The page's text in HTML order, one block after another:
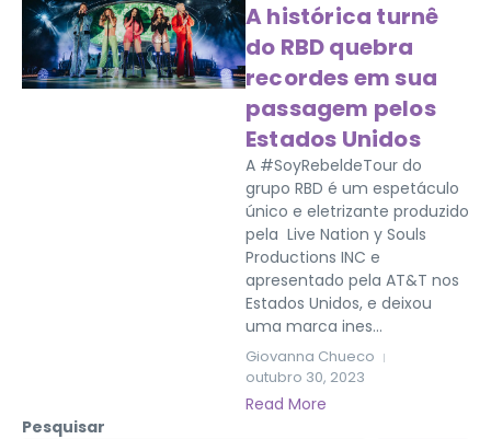
A histórica turnê
do RBD quebra
recordes em sua
passagem pelos
Estados Unidos
A #SoyRebeldeTour do
grupo RBD é um espetáculo
único e eletrizante produzido
pela Live Nation y Souls
Productions INC e
apresentado pela AT&T nos
Estados Unidos, e deixou
uma marca ines...
Giovanna Chueco
outubro 30, 2023
Read More
Pesquisar